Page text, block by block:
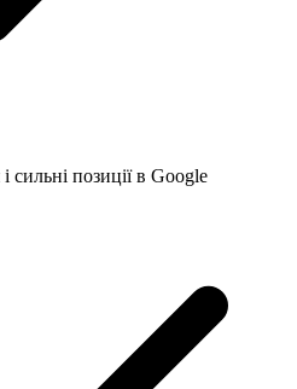
позиції в Google